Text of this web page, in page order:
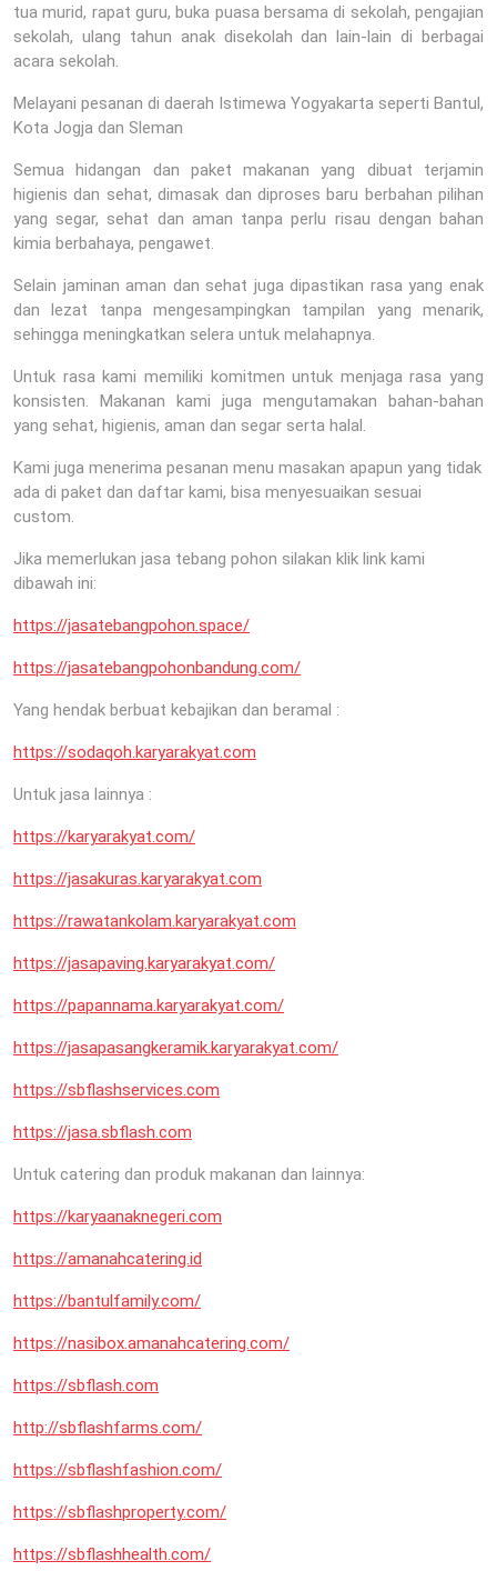
tua murid, rapat guru, buka puasa bersama di sekolah, pengajian
sekolah, ulang tahun anak disekolah dan lain-lain di berbagai
acara sekolah.
Melayani pesanan di daerah Istimewa Yogyakarta seperti Bantul,
Kota Jogja dan Sleman
Semua hidangan dan paket makanan yang dibuat terjamin
higienis dan sehat, dimasak dan diproses baru berbahan pilihan
yang segar, sehat dan aman tanpa perlu risau dengan bahan
kimia berbahaya, pengawet.
Selain jaminan aman dan sehat juga dipastikan rasa yang enak
dan lezat tanpa mengesampingkan tampilan yang menarik,
sehingga meningkatkan selera untuk melahapnya.
Untuk rasa kami memiliki komitmen untuk menjaga rasa yang
konsisten. Makanan kami juga mengutamakan bahan-bahan
yang sehat, higienis, aman dan segar serta halal.
Kami juga menerima pesanan menu masakan apapun yang tidak
ada di paket dan daftar kami, bisa menyesuaikan sesuai
custom.
Jika memerlukan jasa tebang pohon silakan klik link kami
dibawah ini:
https://jasatebangpohon.space/
https://jasatebangpohonbandung.com/
Yang hendak berbuat kebajikan dan beramal :
https://sodaqoh.karyarakyat.com
Untuk jasa lainnya :
https://karyarakyat.com/
https://jasakuras.karyarakyat.com
https://rawatankolam.karyarakyat.com
https://jasapaving.karyarakyat.com/
https://papannama.karyarakyat.com/
https://jasapasangkeramik.karyarakyat.com/
https://sbflashservices.com
https://jasa.sbflash.com
Untuk catering dan produk makanan dan lainnya:
https://karyaanaknegeri.com
https://amanahcatering.id
https://bantulfamily.com/
https://nasibox.amanahcatering.com/
https://sbflash.com
http://sbflashfarms.com/
https://sbflashfashion.com/
https://sbflashproperty.com/
https://sbflashhealth.com/